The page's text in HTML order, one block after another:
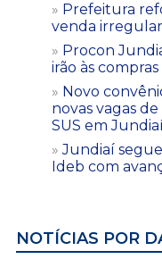
Prefeitura
venda
Procon
irão às
Novo
novas vagas
SUS em
Jundiaí
Ideb com
NOTÍCIAS POR